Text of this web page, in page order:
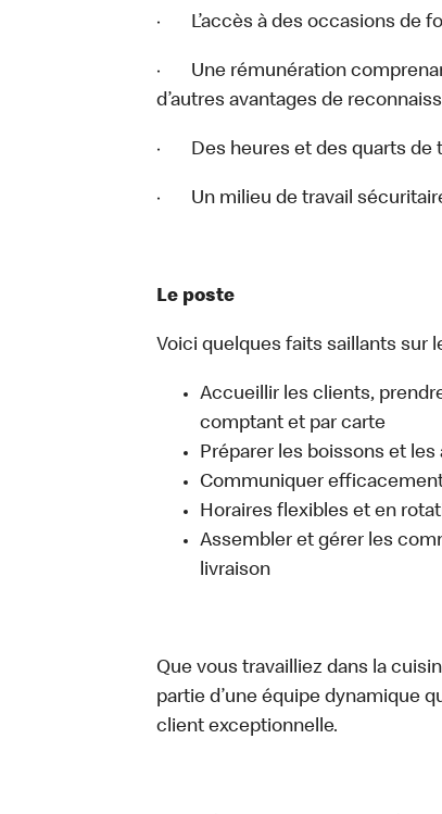
· L’accès à des occasions de
· Une rémunération
d’autres avantages de
· Des heures et des quarts de
· Un milieu de travail
Le poste
Voici quelques faits saillants sur
Accueillir les clients,
comptant et par carte
Préparer les boissons et les
Communiquer
Horaires flexibles et en
Assembler et gérer les
livraison
Que vous travailliez dans la
partie d’une équipe dynamique
client exceptionnelle.